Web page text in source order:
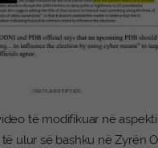
të modifikuar në
ulur së bashku në Zyrën